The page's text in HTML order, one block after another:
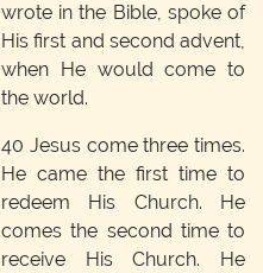
wrote in the Bible, spoke of
His first and second advent,
when He would come to
the world.
40 Jesus come three times.
He came the first time to
redeem His Church. He
comes the second time to
receive His Church. He